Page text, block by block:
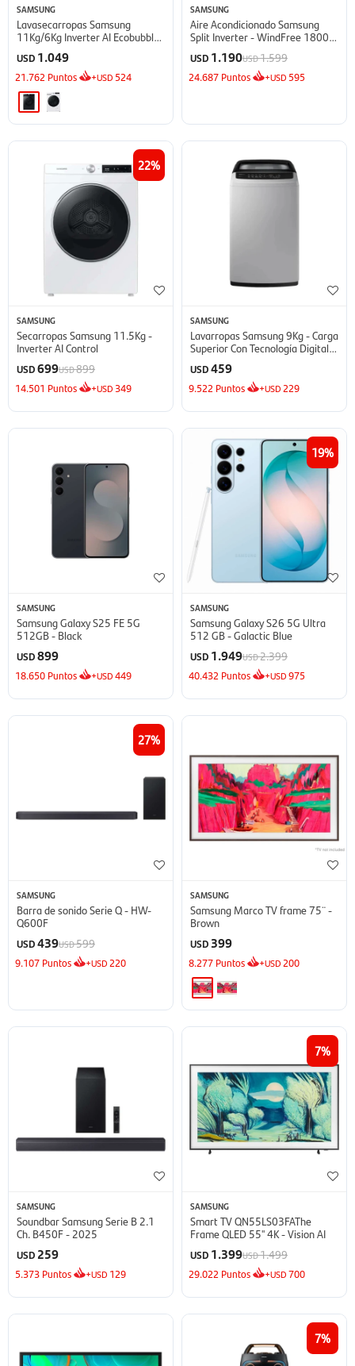
SAMSUNG
Lavasecarropas Samsung
11Kg/6Kg Inverter AI Ecobubble
- Inox
USD 1.049
21.762 Puntos +USD 524
SAMSUNG
Aire Acondicionado Samsung
Split Inverter - WindFree 18000
BTU
USD 1.190USD1.599
24.687 Puntos +USD 595
22
SAMSUNG
Secarropas Samsung 11.5Kg -
Inverter AI Control
USD699USD899
14.501 Puntos +USD 349
SAMSUNG
Lavarropas Samsung 9Kg - Carga
Superior Con Tecnología Digital
Inverter
USD459
9.522 Puntos +USD 229
SAMSUNG
Samsung Galaxy S25 FE 5G
512GB - Black
USD899
18.650 Puntos +USD449
19
SAMSUNG
Samsung Galaxy S26 5G Ultra
512 GB - Galactic Blue
USD 1.949USD2.399
40.432 Puntos +USD975
27
SAMSUNG
Barra de sonido Serie Q - HW-
Q600F
USD439USD599
9.107 Puntos +USD 220
SAMSUNG
Samsung Marco TV frame 75¨ -
Brown
USD 399
8.277 Puntos +USD 200
SAMSUNG
Soundbar Samsung Serie B 2.1
Ch. B450F - 2025
USD 259
5.373 Puntos +USD 129
7
SAMSUNG
Smart TV QN55LS03FAThe
Frame QLED 55'' 4K - Vision AI
USD 1.399USD1.499
29.022 Puntos +USD700
7